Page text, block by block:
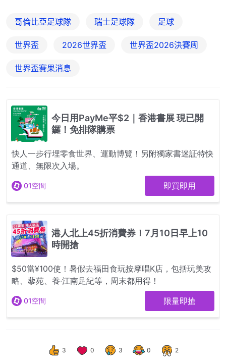
哥倫比亞足球隊 瑞士足球隊 足球
世界盃 2026世界盃 世界盃2026決賽周
世界盃賽果消息
3 0 3 0 2